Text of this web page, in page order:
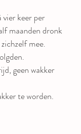
vier keer per
maanden dronk
mee.
geen wakker
te worden.